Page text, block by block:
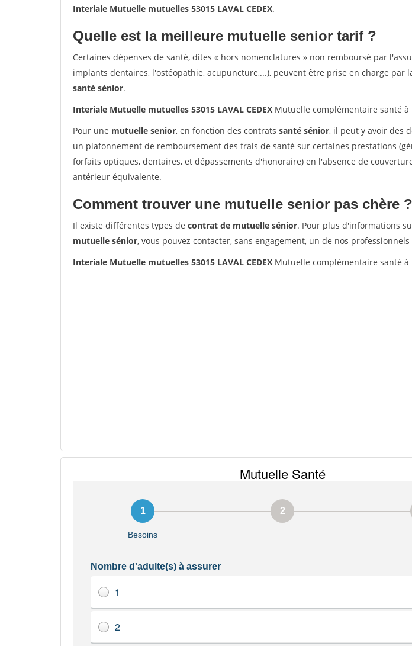
Interiale Mutuelle mutuelles 53015 LAVAL CEDEX.
Quelle est la meilleure mutuelle senior tarif ?
Certaines dépenses de santé, dites « hors nomenclatures » non remboursé par
implants dentaires, l'ostéopathie, acupuncture,...), peuvent être prise en charge par
santé sénior.
Interiale Mutuelle mutuelles 53015 LAVAL CEDEX Mutuelle complémentaire santé à
Pour une mutuelle senior, en fonction des contrats santé sénior, il peut y avoir des
un plafonnement de remboursement des frais de santé sur certaines prestations
forfaits optiques, dentaires, et dépassements d'honoraire) en l'absence de
antérieur équivalente.
Comment trouver une mutuelle senior pas chère ?
Il existe différentes types de contrat de mutuelle sénior. Pour plus d'informations
mutuelle sénior, vous pouvez contacter, sans engagement, un de nos professionnels
Interiale Mutuelle mutuelles 53015 LAVAL CEDEX Mutuelle complémentaire santé à